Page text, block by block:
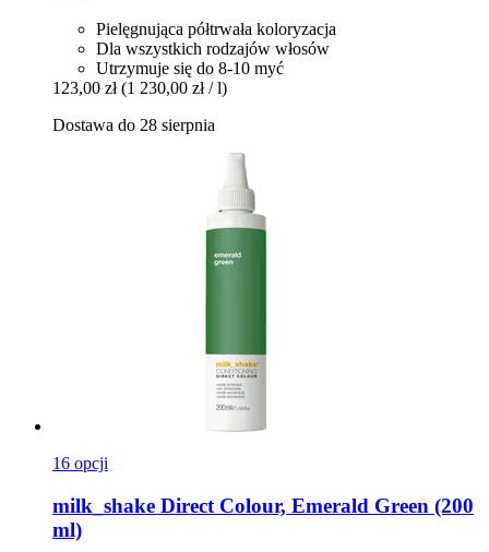
Pielęgnująca półtrwała koloryzacja
Dla wszystkich rodzajów włosów
Utrzymuje się do 8-10 myć
123,00 zł (1 230,00 zł / l)
Dostawa do 28 sierpnia
16 opcji
milk_shake Direct Colour, Emerald Green (200
ml)